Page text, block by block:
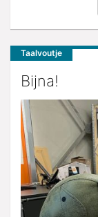
Taalvoutje
Bijna!